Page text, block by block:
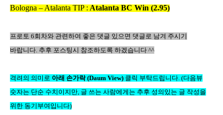
Bologna – Atalanta TIP : Atalanta BC Win (2.95)
프로토 6회차와 관련하여 좋은 댓글 있으면 댓글로 남겨 주시기
바랍니다. 추후 포스팅시 참조하도록 하겠습니다 ^^
격려의 의미로 아래 손가락 (Daum View) 클릭 부탁드립니다. (다음뷰
숫자는 단순 수치이지만, 글 쓰는 사람에게는 추후 성의있는 글 작성을
위한 동기부여입니다)